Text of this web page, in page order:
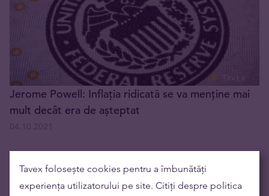
Jerome Powell: Inflația ridicată se va menține mai
mult decât era de așteptat
Cele mai citite
Tavex folosește cookies pentru a îmbunătăți
experiența utilizatorului pe site. Citiți despre politica